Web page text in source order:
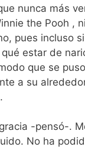
nunca más
the Pooh ,
pues incluso
estar de
que se
a su
-pensó-.
No ha